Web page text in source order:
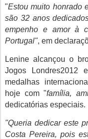
"Estou muito honrado
são 32 anos
empenho e amor à
Portugal", em
Lenine alcançou o
Jogos Londres2012
medalhas
hoje com "família,
dedicatórias especiais.
"Queria dedicar este
Costa Pereira, pois